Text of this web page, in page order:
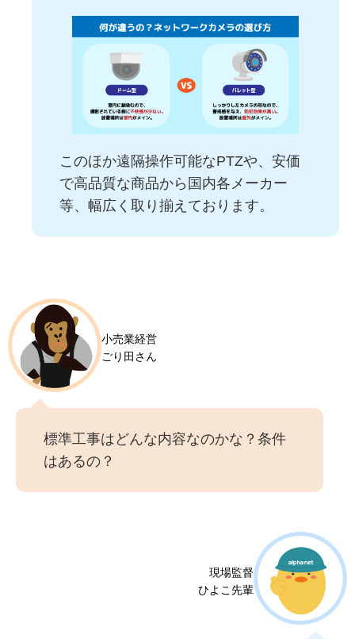
このほか遠隔操作可能なPTZや、安価
で高品質な商品から国内各メーカー
等、幅広く取り揃えております。
小売業経営
ごり田さん
標準工事はどんな内容なのかな？条件
はあるの？
現場監督
ひよこ先輩